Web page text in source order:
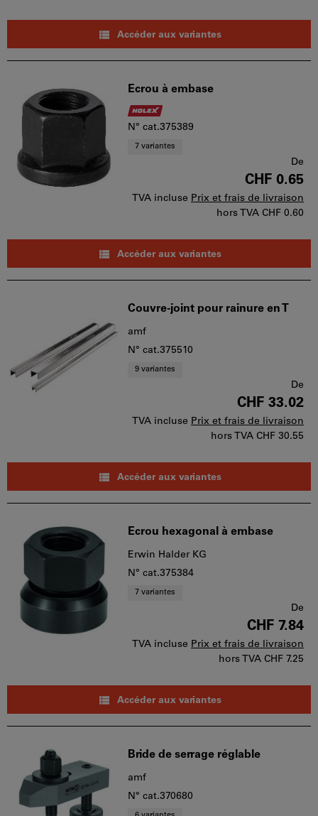
Accéder aux variantes
Ecrou à embase
N° cat.375389
7 variantes
De
CHF 0.65
TVA incluse Prix et frais de livraison
hors TVA CHF 0.60
Accéder aux variantes
Couvre-joint pour rainure en T
amf
N° cat.375510
9 variantes
De
CHF 33.02
TVA incluse Prix et frais de livraison
hors TVA CHF 30.55
Accéder aux variantes
Ecrou hexagonal à embase
Erwin Halder KG
N° cat.375384
7 variantes
De
CHF 7.84
TVA incluse Prix et frais de livraison
hors TVA CHF 7.25
Accéder aux variantes
Bride de serrage réglable
amf
N° cat.370680